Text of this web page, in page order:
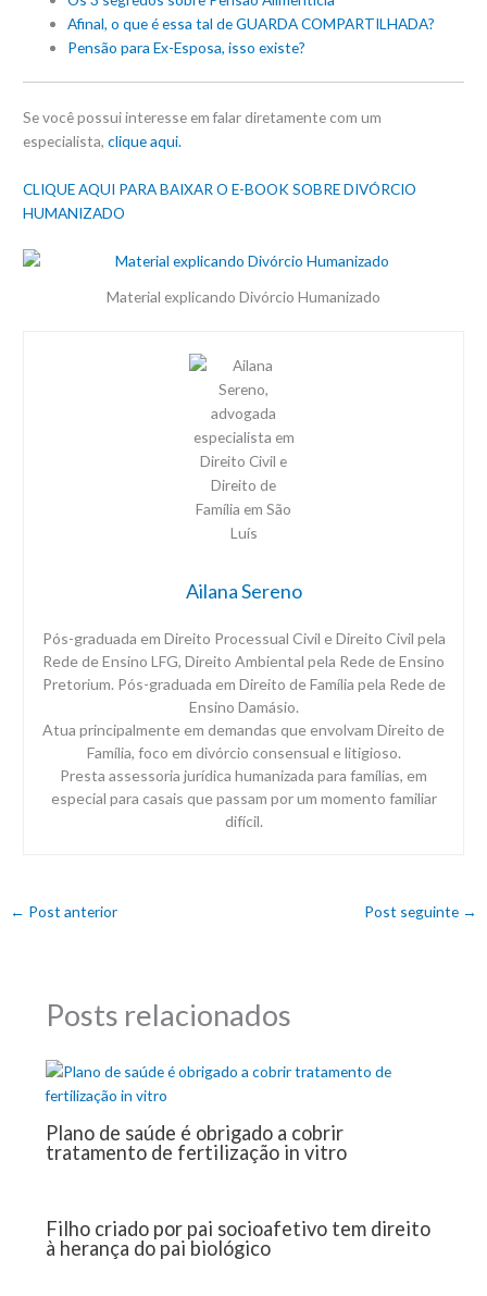
Afinal, o que é essa tal de GUARDA COMPARTILHADA?
Pensão para Ex-Esposa, isso existe?
Se você possui interesse em falar diretamente com um
especialista,clique aqui.
CLIQUE AQUI PARA BAIXAR O E-BOOK SOBRE DIVÓRCIO
HUMANIZADO
Material explicando Divórcio Humanizado
Ailana Sereno
Pós-graduada em Direito Processual Civil e Direito Civil pela
Rede de Ensino LFG, Direito Ambiental pela Rede de Ensino
Pretorium. Pós-graduada em Direito de Família pela Rede de
Ensino Damásio.
Atua principalmente em demandas que envolvam Direito de
Família, foco em divórcio consensual e litigioso.
Presta assessoria jurídica humanizada para famílias, em
especial para casais que passam por um momento familiar
difícil.
← Post anterior Post seguinte →
Posts relacionados
Plano de saúde é obrigado a cobrir
tratamento de fertilização in vitro
Filho criado por pai socioafetivo tem direito
à herança do pai biológico